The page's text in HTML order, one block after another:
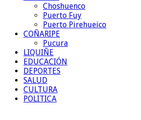
Choshuenco
Puerto Fuy
Puerto Pirehueico
COÑARIPE
Pucura
LIQUIÑE
EDUCACIÓN
DEPORTES
SALUD
CULTURA
POLITICA